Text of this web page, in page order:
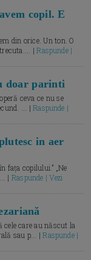
copil. E
din orice. Un ton. O
|Raspunde |
doar parinti
ceva ce nu se
... |Raspunde |
in aer
fața copilului.” „Ne
| Raspunde | Vezi
care au născut la
sau p... |Raspunde |